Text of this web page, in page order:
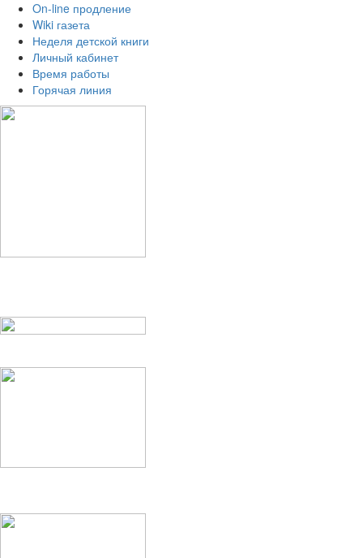
On-line продление
Wiki газета
Неделя детской книги
Личный кабинет
Время работы
Горячая линия